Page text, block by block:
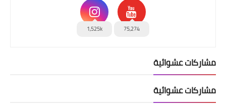
75,274
1,525k
مشاركات عشوائية
مشاركات عشوائية